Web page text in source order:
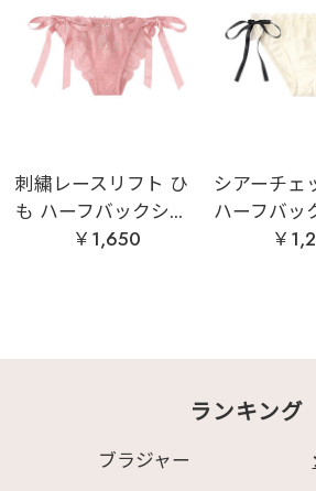
刺繍レースリフト ひ
も ハーフバックシ...
￥1,650
シアーチェ
ハーフバッ
￥
ランキング
ブラジャー